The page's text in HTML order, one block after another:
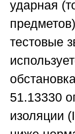
ударная
тестовые
51.13330
изоляции